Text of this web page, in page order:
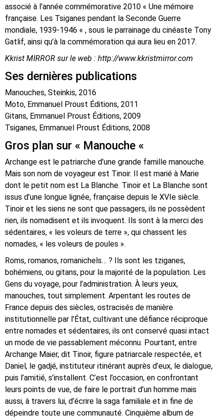
associé à l’année commémorative 2010 « Une mémoire
française. Les Tsiganes pendant la Seconde Guerre
mondiale, 1939-1946 « , sous le parrainage du cinéaste Tony
Gatlif, ainsi qu’à la commémoration qui aura lieu en 2017.
Kkrist MIRROR sur le web : http://www.kkristmirror.com
Ses dernières publications
Manouches, Steinkis, 2016
Moto, Emmanuel Proust Éditions, 2011
Gitans, Emmanuel Proust Éditions, 2009
Tsiganes, Emmanuel Proust Éditions, 2008
Gros plan sur « Manouche «
Archange est le patriarche d’une grande famille manouche.
Mais son nom de voyageur est Tinoir. Il est marié à Marie
dont le petit nom est La Blanche. Tinoir et La Blanche sont
issus d’une longue lignée, française depuis le XVIe siècle.
Tinoir et les siens ne sont que passagers, ils ne possèdent
rien, ils nomadisent et ils invoquent. Ils sont à la merci des
sédentaires, « les voleurs de terre », qui chassent les
nomades, « les voleurs de poules ».
Roms, romanos, romanichels… ? Ils sont les tziganes,
bohémiens, ou gitans, pour la majorité de la population. Les
Gens du voyage, pour l’administration. À leurs yeux,
manouches, tout simplement. Arpentant les routes de
France depuis des siècles, ostracisés de manière
institutionnelle par l’État, cultivant une défiance réciproque
entre nomades et sédentaires, ils ont conservé quasi intact
un mode de vie passablement méconnu. Pourtant, entre
Archange Maier, dit Tinoir, figure patriarcale respectée, et
Daniel, le gadjé, instituteur itinérant auprès d’eux, le dialogue,
puis l’amitié, s’installent. C’est l’occasion, en confrontant
leurs points de vue, de faire le portrait d’un homme mais
aussi, à travers lui, d’écrire la saga familiale et in fine de
dépeindre toute une communauté. Cinquième album de